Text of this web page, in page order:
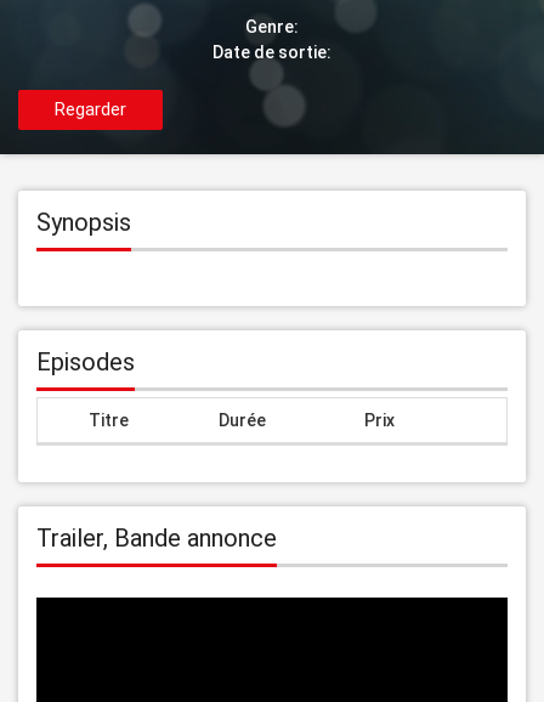
Genre:
Date de sortie:
Regarder
Synopsis
Episodes
Titre Durée Prix
Trailer, Bande annonce